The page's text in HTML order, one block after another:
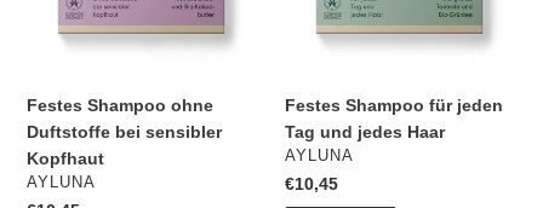
Kopfhaut
Festes Shampoo ohne
Duftstoffe bei sensibler
Kopfhaut
VERKÄUFER
AYLUNA
jedes
Haar
Festes Shampoo für jeden
Tag und jedes Haar
VERKÄUFER
AYLUNA
Normaler
€10,45